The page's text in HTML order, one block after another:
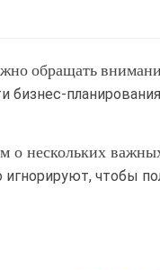
обращать
бизнес-
о нескольких
игнорируют, чтобы